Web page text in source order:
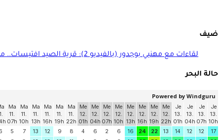
ضيف
لقاءات مع مهنيي بوجدور (بالفيديو 2): قرية الصيد افتيسات.. منجزات ومنتظرات
حالة البحر